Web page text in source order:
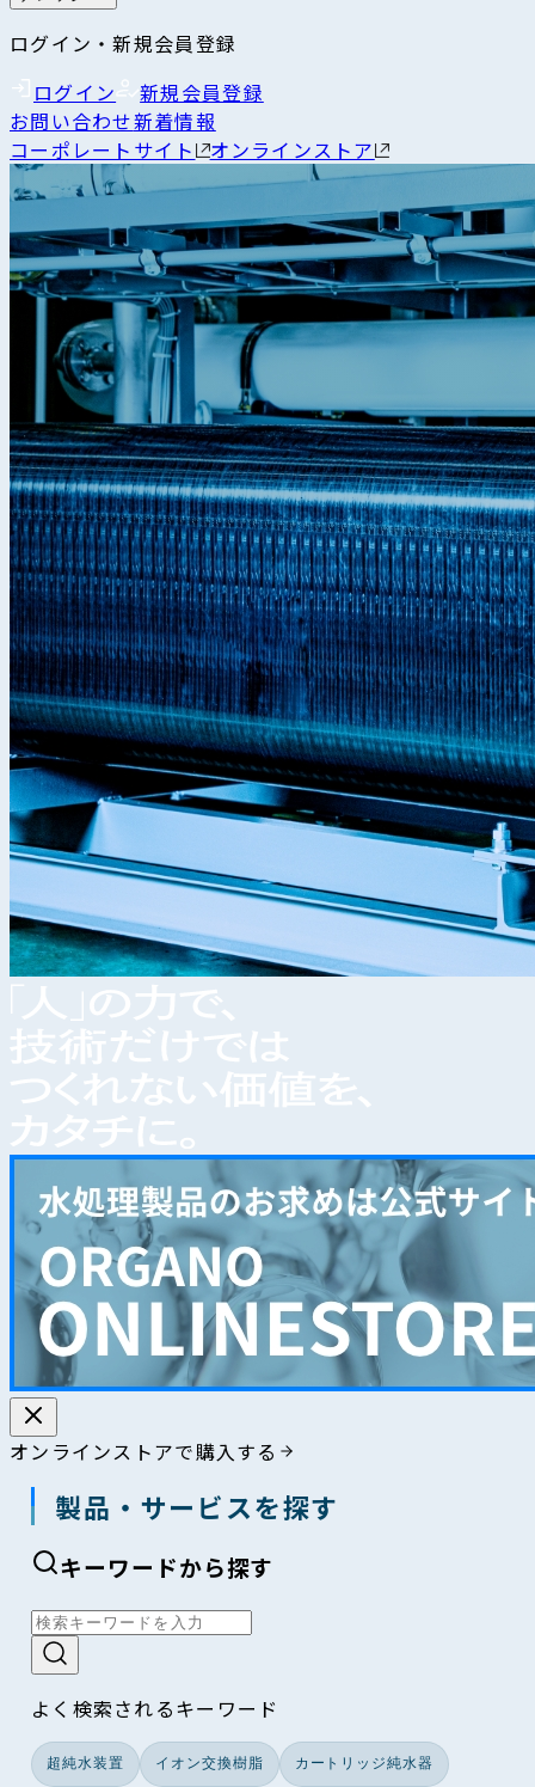
ログイン・新規会員登録
ログイン
新規会員登録
お問い合わせ新着情報
コーポレートサイト
オンラインストア
オンラインストアで購入する
製品・サービスを探す
キーワードから探す
よく検索されるキーワード
超純水装置 イオン交換樹脂 カートリッジ純水器